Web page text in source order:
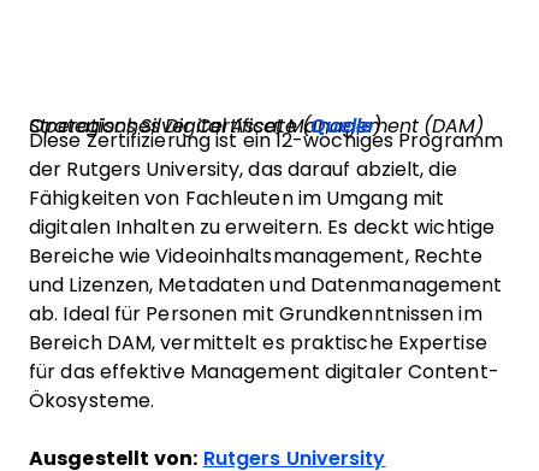
Strategisches Digital Asset Management (DAM) Operations Silver Certificate (Quelle)
Diese Zertifizierung ist ein 12-wöchiges Programm
der Rutgers University, das darauf abzielt, die
Fähigkeiten von Fachleuten im Umgang mit
digitalen Inhalten zu erweitern. Es deckt wichtige
Bereiche wie Videoinhaltsmanagement, Rechte
und Lizenzen, Metadaten und Datenmanagement
ab. Ideal für Personen mit Grundkenntnissen im
Bereich DAM, vermittelt es praktische Expertise
für das effektive Management digitaler Content-
Ökosysteme.
Ausgestellt von: Rutgers University